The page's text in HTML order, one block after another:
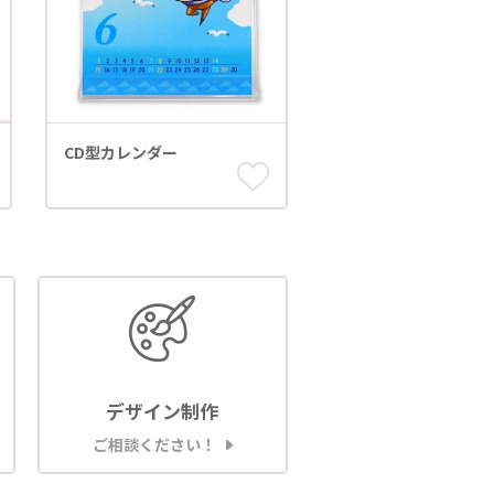
CD型カレンダー
デザイン制作
ご相談ください！